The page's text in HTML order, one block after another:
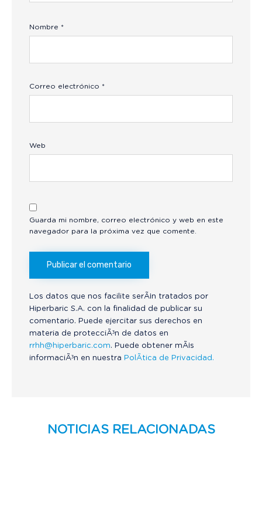
Nombre *
Correo electrónico *
Web
Guarda mi nombre, correo electrónico y web en este
navegador para la próxima vez que comente.
Los datos que nos facilite serÃ¡n tratados por
Hiperbaric S.A. con la finalidad de publicar su
comentario. Puede ejercitar sus derechos en
materia de protecciÃ³n de datos en
rrhh@hiperbaric.com. Puede obtener mÃ¡s
informaciÃ³n en nuestra PolÃ­tica de Privacidad.
NOTICIAS RELACIONADAS